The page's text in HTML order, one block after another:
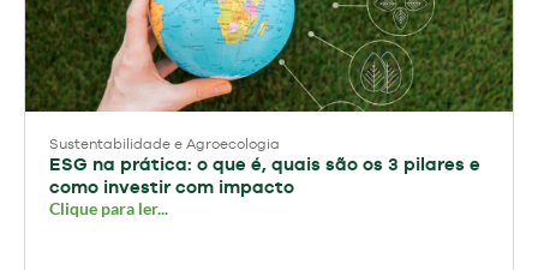
Sustentabilidade e Agroecologia
ESG na prática: o que é, quais são os 3 pilares e
como investir com impacto
Clique para ler...